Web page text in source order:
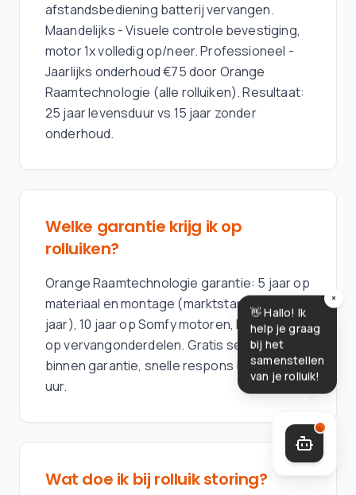
afstandsbediening batterij vervangen.
Maandelijks - Visuele controle bevestiging,
motor 1x volledig op/neer. Professioneel -
Jaarlijks onderhoud €75 door Orange
Raamtechnologie (alle rolluiken). Resultaat:
25 jaar levensduur vs 15 jaar zonder
onderhoud.
Welke garantie krijg ik op
rolluiken?
Orange Raamtechnologie garantie: 5 jaar op
materiaal en montage (marktstandaard 2
jaar), 10 jaar op Somfy motoren, levenslang
op vervangonderdelen. Gratis service
binnen garantie, snelle respons binnen 24
uur.
Wat doe ik bij rolluik storing?
👋 Hallo! Ik
help je graag
bij het
samenstellen
van je rolluik!
×